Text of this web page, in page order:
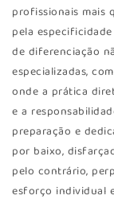
profissionais mais
pela
de diferenciação
especializadas,
onde a prática
e a
preparação e
por baixo,
pelo contrário,
esforço individual